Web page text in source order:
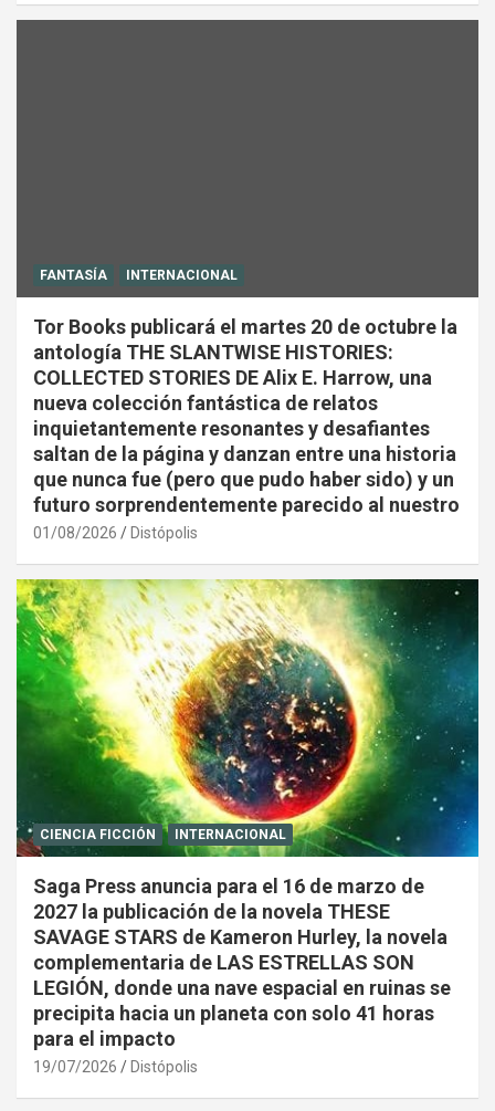
FANTASÍA INTERNACIONAL
Tor Books publicará el martes 20 de octubre la
antología THE SLANTWISE HISTORIES:
COLLECTED STORIES DE Alix E. Harrow, una
nueva colección fantástica de relatos
inquietantemente resonantes y desafiantes
saltan de la página y danzan entre una historia
que nunca fue (pero que pudo haber sido) y un
futuro sorprendentemente parecido al nuestro
01/08/2026 Distópolis
CIENCIA FICCIÓN INTERNACIONAL
Saga Press anuncia para el 16 de marzo de
2027 la publicación de la novela THESE
SAVAGE STARS de Kameron Hurley, la novela
complementaria de LAS ESTRELLAS SON
LEGIÓN, donde una nave espacial en ruinas se
precipita hacia un planeta con solo 41 horas
para el impacto
19/07/2026 Distópolis